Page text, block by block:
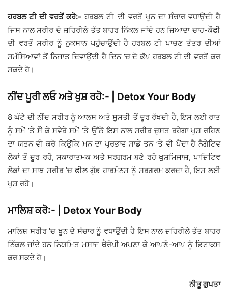
ਹਰਬਲ ਟੀ ਦੀ ਵਰਤੋਂ ਕਰੋ:- ਹਰਬਲ ਟੀ ਦੀ ਵਰਤੋਂ ਖੂਨ ਦਾ ਸੰਚਾਰ ਵਧਾਉਂਦੀ ਹੈ
ਜਿਸ ਨਾਲ ਸਰੀਰ ਦੇ ਜ਼ਹਿਰੀਲੇ ਤੱਤ ਬਾਹਰ ਨਿੱਕਲ ਜਾਂਦੇ ਹਨ ਜ਼ਿਆਦਾ ਚਾਹ-ਕੌਫੀ
ਦੀ ਵਰਤੋਂ ਸਰੀਰ ਨੂੰ ਨੁਕਸਾਨ ਪਹੁੰਚਾਉਂਦੀ ਹੈ ਹਰਬਲ ਟੀ ਪਾਚਣ ਤੰਤਰ ਦੀਆਂ
ਸਮੱਸਿਆਵਾਂ ਤੋਂ ਨਿਜਾਤ ਦਿਵਾਉਂਦੀ ਹੈ ਦਿਨ ’ਚ ਦੋ ਕੱਪ ਹਰਬਲ ਟੀ ਦੀ ਵਰਤੋਂ ਕਰ
ਸਕਦੇ ਹੋ।
ਨੀਂਦ ਪੂਰੀ ਲਓ ਅਤੇ ਖੁਸ਼ ਰਹੋ:- | Detox Your Body
8 ਘੰਟੇ ਦੀ ਨੀਂਦ ਸਰੀਰ ਨੂੰ ਆਲਸ ਅਤੇ ਸੁਸਤੀ ਤੋਂ ਦੂਰ ਰੱਖਦੀ ਹੈ, ਇਸ ਲਈ ਰਾਤ
ਨੂੰ ਸਮੇਂ ’ਤੇ ਸੌਂ ਕੇ ਸਵੇਰੇ ਸਮੇਂ ’ਤੇ ਉੱਠੋ ਇਸ ਨਾਲ ਸਰੀਰ ਚੁਸਤ ਰਹੇਗਾ ਖੁਸ਼ ਰਹਿਣ
ਦਾ ਯਤਨ ਵੀ ਕਰੋ ਕਿਉਂਕਿ ਮਨ ਦਾ ਪ੍ਰਭਾਵ ਸਾਡੇ ਤਨ ’ਤੇ ਵੀ ਪੈਂਦਾ ਹੈ ਨੈਗੇਟਿਵ
ਲੋਕਾਂ ਤੋਂ ਦੂਰ ਰਹੋ, ਸਕਾਰਾਤਮਕ ਅਤੇ ਸਰਗਰਮ ਬਣੇ ਰਹੋ ਖੁਸ਼ਮਿਜਾਜ਼, ਪਾਜ਼ਿਟਿਵ
ਲੋਕਾਂ ਦਾ ਸਾਥ ਸਰੀਰ ’ਚ ਫੀਲ ਗੁੱਡ ਹਾਰਮੋਨਸ ਨੂੰ ਸਰਗਰਮ ਕਰਦਾ ਹੈ, ਇਸ ਲਈ
ਖੁਸ਼ ਰਹੋ।
ਮਾਲਿਸ਼ ਕਰੋ:- | Detox Your Body
ਮਾਲਿਸ਼ ਸਰੀਰ ’ਚ ਖੂਨ ਦੇ ਸੰਚਾਰ ਨੂੰ ਵਧਾਉਂਦੀ ਹੈ ਇਸ ਨਾਲ ਜ਼ਹਿਰੀਲੇ ਤੱਤ ਬਾਹਰ
ਨਿੱਕਲ ਜਾਂਦੇ ਹਨ ਨਿਯਮਿਤ ਮਸਾਜ ਥੈਰੇਪੀ ਅਪਣਾ ਕੇ ਆਪਣੇ-ਆਪ ਨੂੰ ਡਿਟਾਕਸ
ਕਰ ਸਕਦੇ ਹੋ।
ਨੀਤੂ ਗੁਪਤਾ